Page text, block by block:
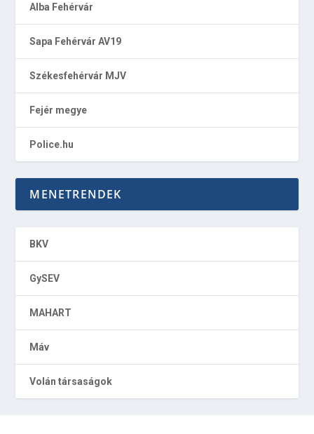
Alba Fehérvár
Sapa Fehérvár AV19
Székesfehérvár MJV
Fejér megye
Police.hu
MENETRENDEK
BKV
GySEV
MAHART
Máv
Volán társaságok